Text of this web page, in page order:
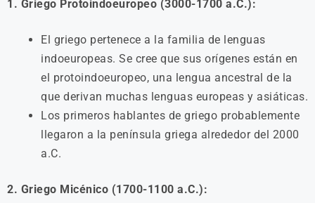
1. Griego Protoindoeuropeo (3000-1700 a.C.):
El griego pertenece a la familia de lenguas
indoeuropeas. Se cree que sus orígenes están en
el protoindoeuropeo, una lengua ancestral de la
que derivan muchas lenguas europeas y asiáticas.
Los primeros hablantes de griego probablemente
llegaron a la península griega alrededor del 2000
a.C.
2. Griego Micénico (1700-1100 a.C.):